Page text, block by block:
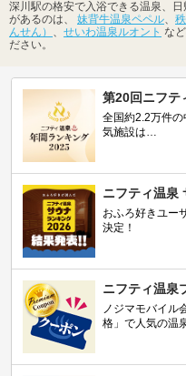
深川駅の格安で入浴できる温泉、
があるのは、 妹背牛温泉ペペル、
んせん） 、 せいわ温泉ルオント な
ださい。
第20回ニフテ
全国約2.2万件
気施設は…
ニフティ温泉
おふろ好きユー
決定！
ニフティ温泉
ノジマモバイル
格」で人気の温